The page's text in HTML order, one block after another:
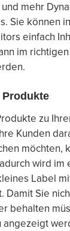
mehr
Sie können
einfach
im
zu
Kunden
möchten,
wird im
Label
Damit Sie
behalten
angezeigt